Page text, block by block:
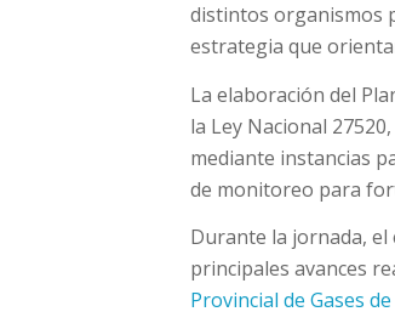
distintos organismos
estrategia que
La elaboración del
la Ley Nacional
mediante instancias
de monitoreo para
Durante la jornada, el
principales avances
Provincial de Gases